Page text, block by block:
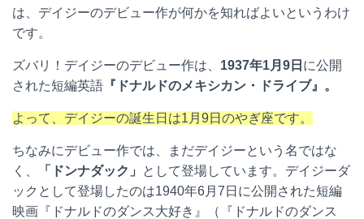
は、デイジーのデビュー作が何かを知ればよいというわけ
です。
ズバリ！デイジーのデビュー作は、 1937年1月 9 日 に公開
された短編英語 『ドナルドのメキシカン・ドライブ』。
よって、デイジーの誕生日は1月9日のやぎ座です。
ちなみにデビュー作では、まだデイジーという名ではな
く、
「ドンナダック」
として登場しています。デイジーダ
ックとして登場したのは1940年6月 7 日に公開された短編
映画『ドナルドのダンス大好き』（『ドナルドのダンス